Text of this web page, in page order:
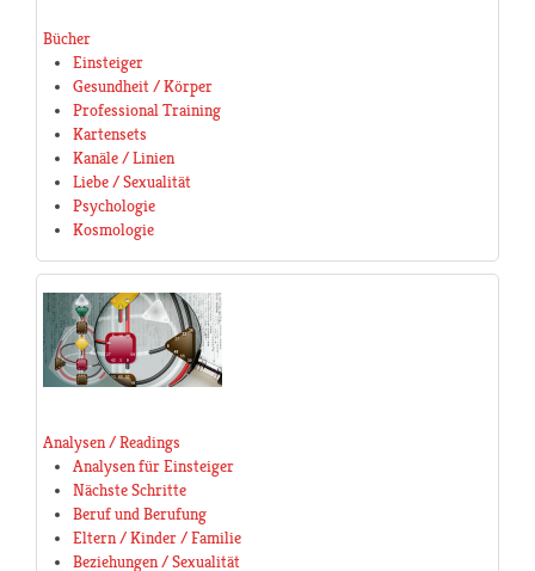
Bücher
Einsteiger
Gesundheit / Körper
Professional Training
Kartensets
Kanäle / Linien
Liebe / Sexualität
Psychologie
Kosmologie
Analysen / Readings
Analysen für Einsteiger
Nächste Schritte
Beruf und Berufung
Eltern / Kinder / Familie
Beziehungen / Sexualität